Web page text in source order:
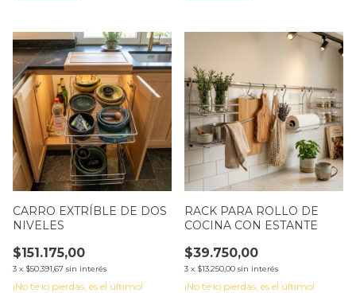
CARRO EXTRÍBLE DE DOS
NIVELES
$151.175,00
3 x $50.391,67 sin interés
¡No te lo pierdas, es el último!
RACK PARA ROLLO DE
COCINA CON ESTANTE
$39.750,00
3 x $13.250,00 sin interés
¡No te lo pierdas, es el último!